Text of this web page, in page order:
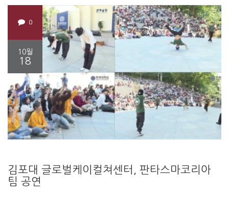
0
10월
18
김포대 글로벌케이컬쳐센터, 판타스마코리아
팀 공연